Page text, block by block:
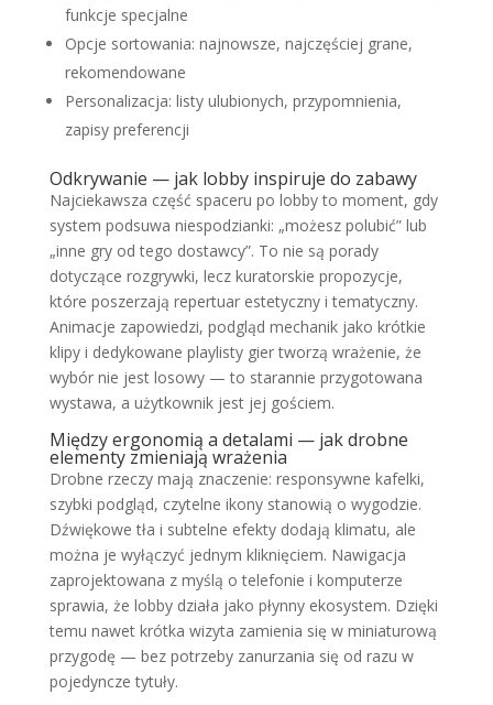
funkcje specjalne
Opcje sortowania: najnowsze, najczęściej grane,
rekomendowane
Personalizacja: listy ulubionych, przypomnienia,
zapisy preferencji
Odkrywanie — jak lobby inspiruje do zabawy
Najciekawsza część spaceru po lobby to moment, gdy
system podsuwa niespodzianki: „możesz polubić” lub
„inne gry od tego dostawcy”. To nie są porady
dotyczące rozgrywki, lecz kuratorskie propozycje,
które poszerzają repertuar estetyczny i tematyczny.
Animacje zapowiedzi, podgląd mechanik jako krótkie
klipy i dedykowane playlisty gier tworzą wrażenie, że
wybór nie jest losowy — to starannie przygotowana
wystawa, a użytkownik jest jej gościem.
Między ergonomią a detalami — jak drobne
elementy zmieniają wrażenia
Drobne rzeczy mają znaczenie: responsywne kafelki,
szybki podgląd, czytelne ikony stanowią o wygodzie.
Dźwiękowe tła i subtelne efekty dodają klimatu, ale
można je wyłączyć jednym kliknięciem. Nawigacja
zaprojektowana z myślą o telefonie i komputerze
sprawia, że lobby działa jako płynny ekosystem. Dzięki
temu nawet krótka wizyta zamienia się w miniaturową
przygodę — bez potrzeby zanurzania się od razu w
pojedyncze tytuły.